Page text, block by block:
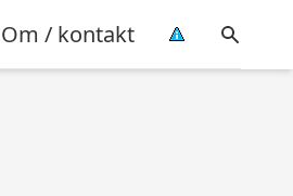
Om / kontakt